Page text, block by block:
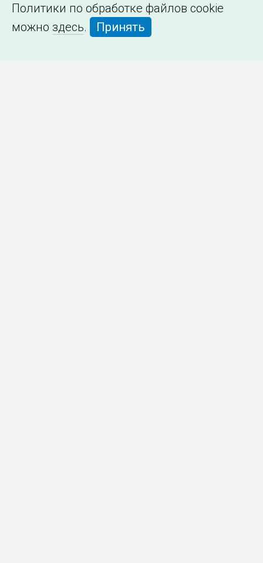
Политики по обработке файлов cookie
можно здесь. Принять